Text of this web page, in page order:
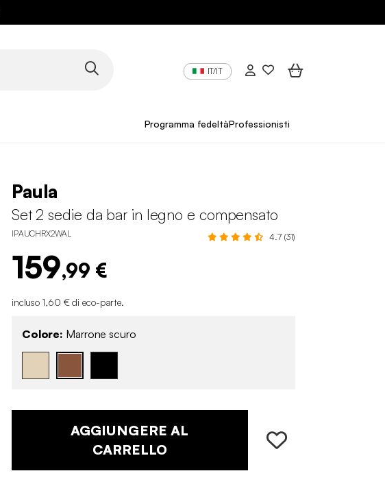
IT/IT
Programma fedeltàProfessionisti
Paula
Set 2 sedie da bar in legno e compensato
IPAUCHRX2WAL 4.7 (31)
159,99 €
incluso 1,60 € di eco-parte.
Colore: Marrone scuro
AGGIUNGERE AL
CARRELLO